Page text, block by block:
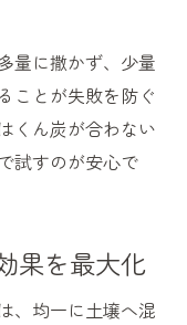
量に撒かず、少量
ことが失敗を防ぐ
くん炭が合わない
試すのが安心で
果を最大化
、均一に土壌へ混